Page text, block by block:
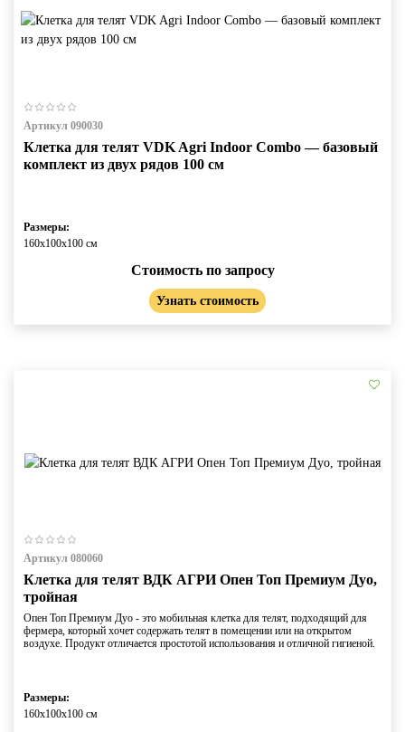
Артикул 090030
Клетка для телят VDK Agri Indoor Combo — базовый
комплект из двух рядов 100 см
Размеры:
160х100х100 см
Стоимость по запросу
Узнать стоимость
Артикул 080060
Клетка для телят ВДК АГРИ Опен Топ Премиум Дуо,
тройная
Опен Топ Премиум Дуо - это мобильная клетка для телят, подходящий для
фермера, который хочет содержать телят в помещении или на открытом
воздухе. Продукт отличается простотой использования и отличной гигиеной.
Размеры:
160х100х100 см